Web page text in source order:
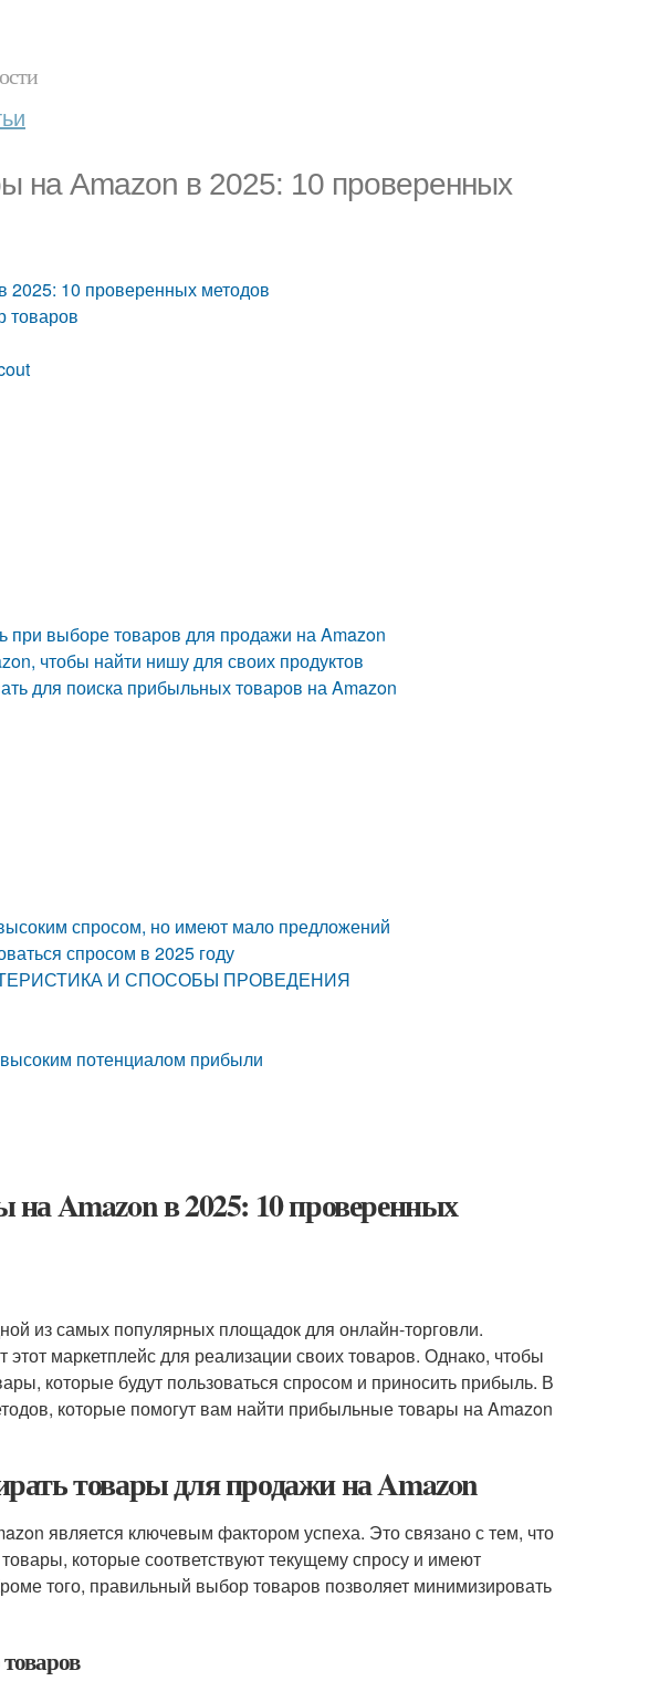
на Amazon в 2025: 10 проверенных
2025: 10 проверенных методов
при выборе товаров для продажи на Amazon
чтобы найти нишу для своих продуктов
для поиска прибыльных товаров на Amazon
спросом, но имеют мало предложений
спросом в 2025 году
И СПОСОБЫ ПРОВЕДЕНИЯ
потенциалом прибыли
Amazon в 2025: 10 проверенных
из самых популярных площадок для онлайн-торговли.
маркетплейс для реализации своих товаров. Однако, чтобы
которые будут пользоваться спросом и приносить прибыль. В
которые помогут вам найти прибыльные товары на Amazon
товары для продажи на Amazon
является ключевым фактором успеха. Это связано с тем, что
которые соответствуют текущему спросу и имеют
того, правильный выбор товаров позволяет минимизировать